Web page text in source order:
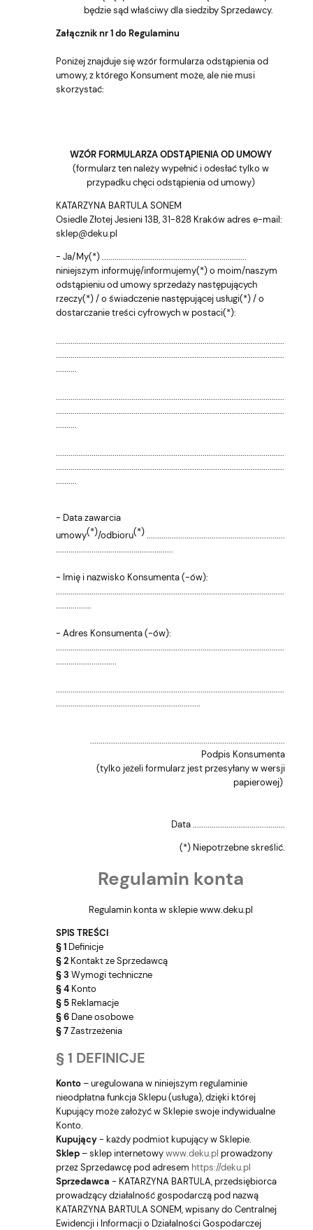
będzie sąd właściwy dla siedziby Sprzedawcy.
Załącznik nr 1 do Regulaminu
Poniżej znajduje się wzór formularza odstąpienia od
umowy, z którego Konsument może, ale nie musi
skorzystać:
WZÓR FORMULARZA ODSTĄPIENIA OD UMOWY
(formularz ten należy wypełnić i odesłać tylko w
przypadku chęci odstąpienia od umowy)
KATARZYNA BARTULA SONEM
Osiedle Złotej Jesieni 13B, 31-828 Kraków adres e-mail:
sklep@deku.pl
- Ja/My(*) .....................................................................
niniejszym informuję/informujemy(*) o moim/naszym
odstąpieniu od umowy sprzedaży następujących
rzeczy(*) / o świadczenie następującej usługi(*) / o
dostarczanie treści cyfrowych w postaci(*):
.............................................................................................................
.............................................................................................................
..........
.............................................................................................................
.............................................................................................................
..........
.............................................................................................................
.............................................................................................................
..........
- Data zawarcia
umowy(*)/odbioru(*)..................................................................
........................................................
- Imię i nazwisko Konsumenta (-ów):
.............................................................................................................
.................
- Adres Konsumenta (-ów):
.............................................................................................................
.............................
.............................................................................................................
.....................................................................
.............................................................................................
Podpis Konsumenta
(tylko jeżeli formularz jest przesyłany w wersji
papierowej)
Data ............................................
(*) Niepotrzebne skreślić.
Regulamin konta
Regulamin konta w sklepie www.deku.pl
SPIS TREŚCI
§ 1 Definicje
§ 2 Kontakt ze Sprzedawcą
§ 3 Wymogi techniczne
§ 4 Konto
§ 5 Reklamacje
§ 6 Dane osobowe
§ 7Zastrzeżenia
§ 1 DEFINICJE
Konto– uregulowana w niniejszym regulaminie
nieodpłatna funkcja Sklepu (usługa), dzięki której
Kupujący może założyć w Sklepie swoje indywidualne
Konto.
Kupujący- każdy podmiot kupujący w Sklepie.
Sklep– sklep internetowywww.deku.pl prowadzony
przez Sprzedawcę pod adresem https://deku.pl
Sprzedawca - KATARZYNA BARTULA, przedsiębiorca
prowadzący działalność gospodarczą pod nazwą
KATARZYNA BARTULA SONEM, wpisany do Centralnej
Ewidencji i Informacji o Działalności Gospodarczej